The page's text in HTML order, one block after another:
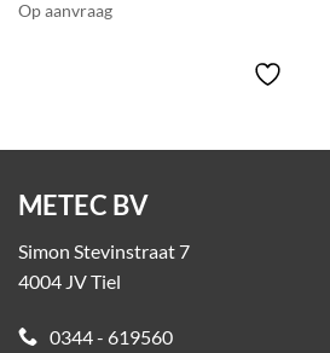
Op aanvraag
METEC BV
Simon Stevinstraat 7
4004 JV Tiel
0344 - 619560